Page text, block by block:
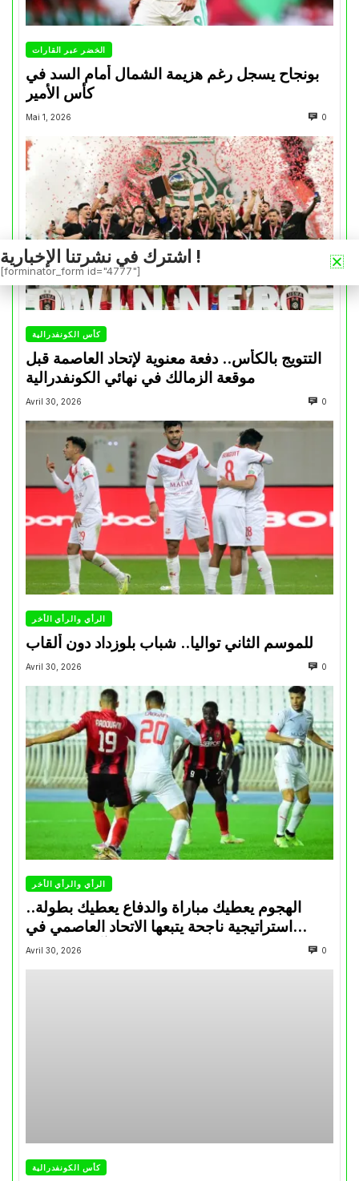
الخضر عبر القارات
بونجاح يسجل رغم هزيمة الشمال أمام السد في
كأس الأمير
Mai 1, 2026 0
كأس الكونفدرالية
التتويج بالكأس.. دفعة معنوية لإتحاد العاصمة قبل
موقعة الزمالك في نهائي الكونفدرالية
Avril 30, 2026 0
الرأي والرأي الأخر
للموسم الثاني تواليا.. شباب بلوزداد دون ألقاب
Avril 30, 2026 0
الرأي والرأي الأخر
الهجوم يعطيك مباراة والدفاع يعطيك بطولة..
استراتيجية ناجحة يتبعها الاتحاد العاصمي في
تتويجاته آخر السنوات
Avril 30, 2026 0
كأس الكونفدرالية
اشترك في نشرتنا الإخبارية !
[forminator_form id="4777"]